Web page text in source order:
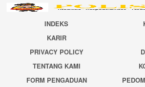
INDEKS
KARIR
PRIVACY POLICY
TENTANG KAMI
FORM PENGADUAN